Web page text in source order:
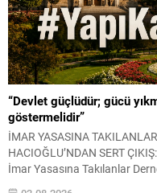
“Devlet güçlüdür; gücü
göstermelidir”
İMAR YASASINA
HACIOĞLU’NDAN SERT
İmar Yasasına Takılanlar
yapı kayıt mağduriyeti